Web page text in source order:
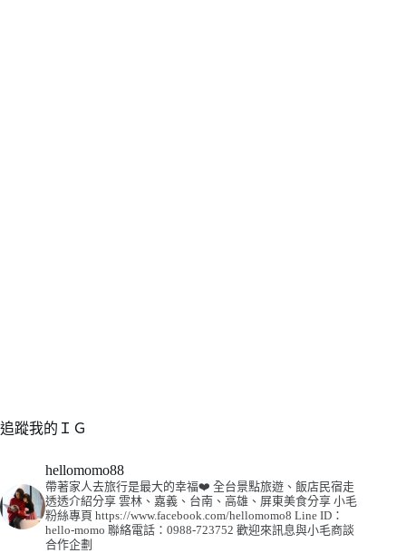
追蹤我的ＩＧ
hellomomo88
帶著家人去旅行是最大的幸福❤️ 全台景點旅遊、飯店民宿走
透透介紹分享 雲林、嘉義、台南、高雄、屏東美食分享 小毛
粉絲專頁 https://www.facebook.com/hellomomo8 Line ID：
hello-momo 聯絡電話：0988-723752 歡迎來訊息與小毛商談
合作企劃